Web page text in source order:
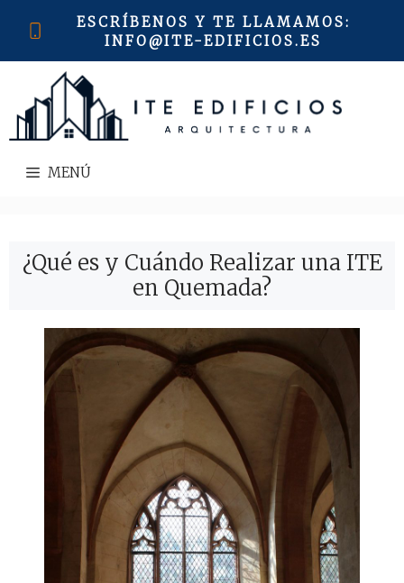
ESCRÍBENOS Y TE LLAMAMOS:
INFO@ITE-EDIFICIOS.ES
MENÚ
¿Qué es y Cuándo Realizar una ITE
en Quemada?